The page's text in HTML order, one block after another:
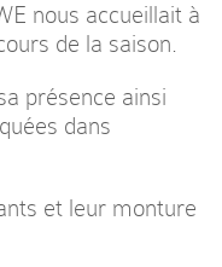
nous accueillait à
de la saison.
présence ainsi
dans
et leur monture